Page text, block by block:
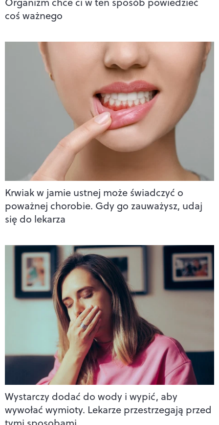
coś ważnego
Krwiak w jamie ustnej może świadczyć o
poważnej chorobie. Gdy go zauważysz, udaj
się do lekarza
Wystarczy dodać do wody i wypić, aby
wywołać wymioty. Lekarze przestrzegają przed